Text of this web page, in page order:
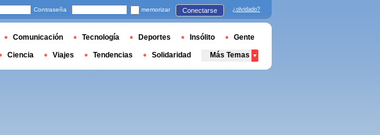
Contraseña memorizar Conectarse ¿olvidado?
Comunicación Tecnología Deportes Insólito Gente
Ciencia Viajes Tendencias Solidaridad Más Temas